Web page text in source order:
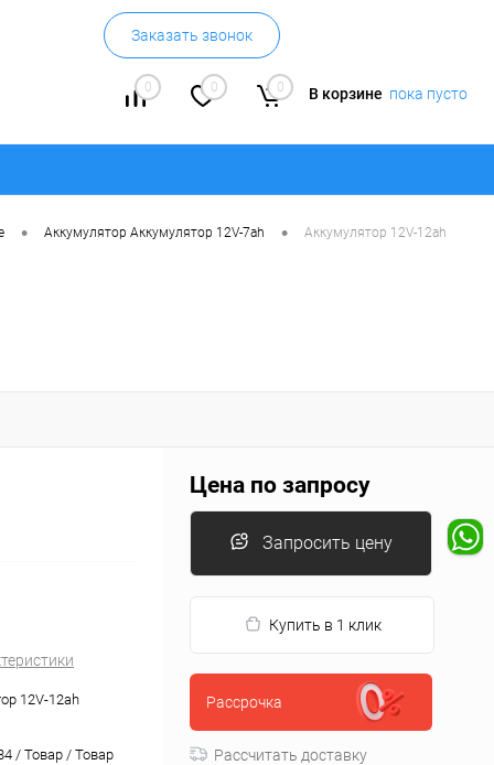
Заказать звонок
0 0 0 В корзине пока пусто
• Аккумулятор Аккумулятор 12V-7ah • Аккумулятор 12V-12ah
12V-12ah
/ Товар / Товар
Цена по запросу
Запросить цену
Купить в 1 клик
Рассрочка
Рассчитать доставку